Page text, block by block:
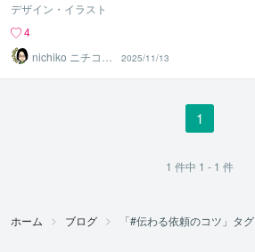
デザイン・イラスト
4
nichiko ニチコ＠
デザイン屋さん
2025/11/13
1
1 件中 1 - 1 件
ホーム ブログ 「#伝わる依頼のコツ」タグ